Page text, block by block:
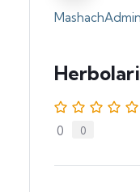
MashachAdmin
0 0